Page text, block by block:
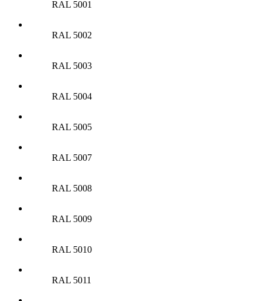
RAL 5001
RAL 5002
RAL 5003
RAL 5004
RAL 5005
RAL 5007
RAL 5008
RAL 5009
RAL 5010
RAL 5011